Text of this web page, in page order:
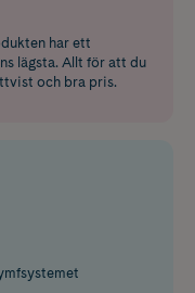
har ett
lägsta. Allt för att du
och bra pris.